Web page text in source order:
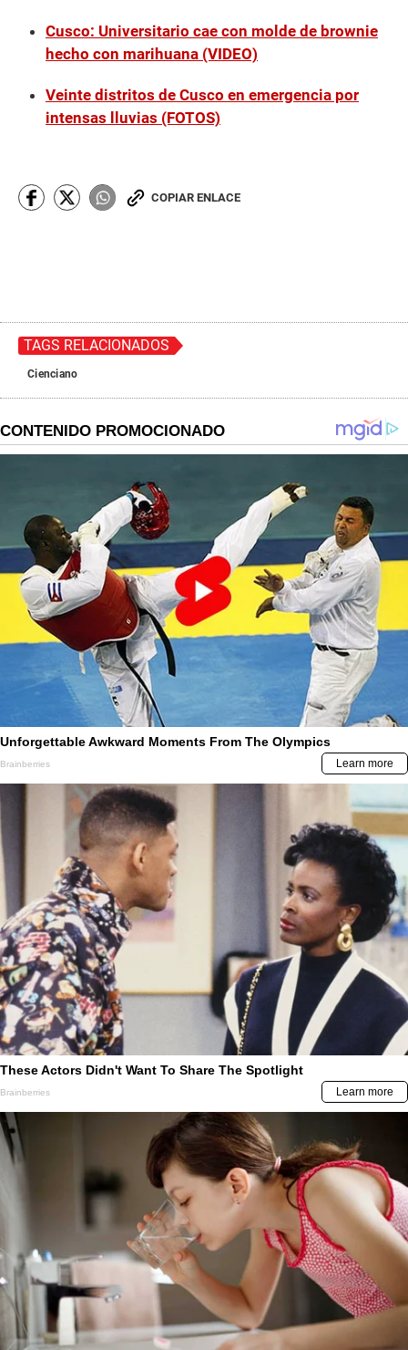
Cusco: Universitario cae con molde de brownie
hecho con marihuana (VIDEO)
Veinte distritos de Cusco en emergencia por
intensas lluvias (FOTOS)
COPIAR ENLACE
TAGS RELACIONADOS
Cienciano